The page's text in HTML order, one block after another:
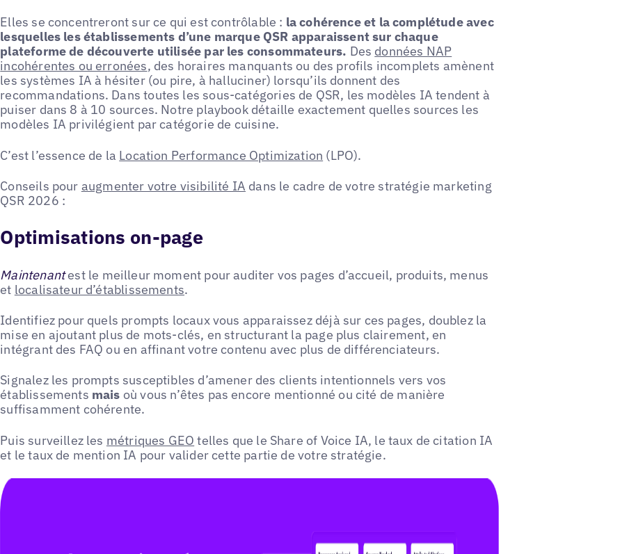
Elles se concentreront sur ce qui est contrôlable : la cohérence et la complétude avec
lesquelles les établissements d’une marque QSR apparaissent sur chaque
plateforme de découverte utilisée par les consommateurs. Des données NAP
incohérentes ou erronées, des horaires manquants ou des profils incomplets amènent
les systèmes IA à hésiter (ou pire, à halluciner) lorsqu’ils donnent des
recommandations. Dans toutes les sous-catégories de QSR, les modèles IA tendent à
puiser dans 8 à 10 sources. Notre playbook détaille exactement quelles sources les
modèles IA privilégient par catégorie de cuisine.
C’est l’essence de la Location Performance Optimization (LPO).
Conseils pour augmenter votre visibilité IA dans le cadre de votre stratégie marketing
QSR 2026 :
Optimisations on-page
Maintenantest le meilleur moment pour auditer vos pages d’accueil, produits, menus
et localisateur d’établissements.
Identifiez pour quels prompts locaux vous apparaissez déjà sur ces pages, doublez la
mise en ajoutant plus de mots-clés, en structurant la page plus clairement, en
intégrant des FAQ ou en affinant votre contenu avec plus de différenciateurs.
Signalez les prompts susceptibles d’amener des clients intentionnels vers vos
établissements mais où vous n’êtes pas encore mentionné ou cité de manière
suffisamment cohérente.
Puis surveillez les métriques GEO telles que le Share of Voice IA, le taux de citation IA
et le taux de mention IA pour valider cette partie de votre stratégie.